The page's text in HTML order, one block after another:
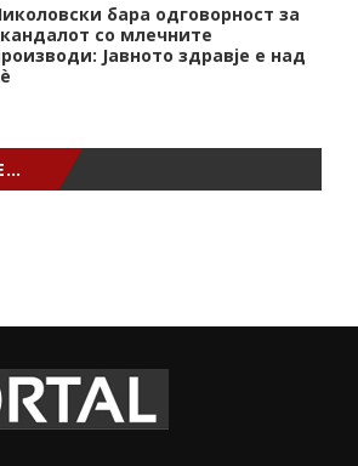
бара одговорност за
со млечните
Јавното здравје е над